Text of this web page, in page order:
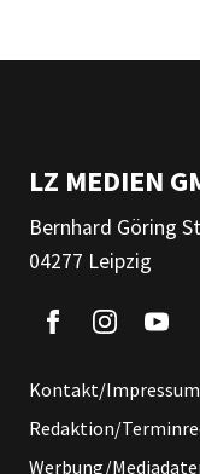
LZ MEDIEN
Bernhard Göring
04277 Leipzig
Kontakt/Impressum
Redaktion/
Werbung/